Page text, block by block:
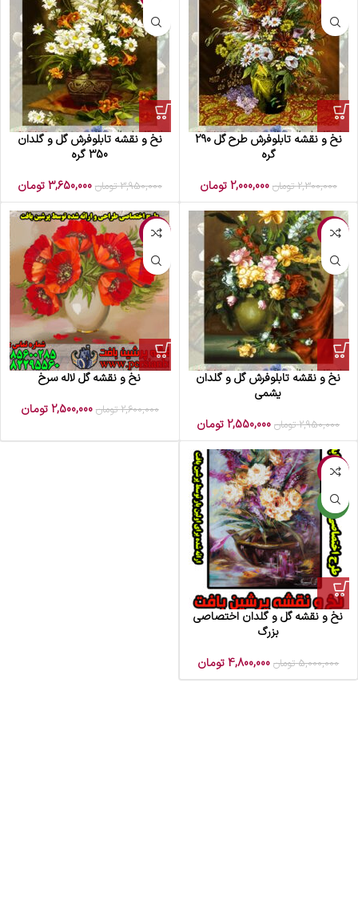
نخ و نقشه تابلوفرش طرح گل 290
گره
2,300,000 تومان 2,000,000 تومان
نخ و نقشه تابلوفرش گل و گلدان
350 گره
3,950,000 تومان 3,650,000 تومان
-14%
نخ و نقشه تابلوفرش گل و گلدان
یشمی
2,950,000 تومان 2,550,000 تومان
-4%
نخ و نقشه گل لاله سرخ
2,600,000 تومان 2,500,000 تومان
-4%
جدید
نخ و نقشه گل و گلدان اختصاصی
بزرگ
5,000,000 تومان 4,800,000 تومان